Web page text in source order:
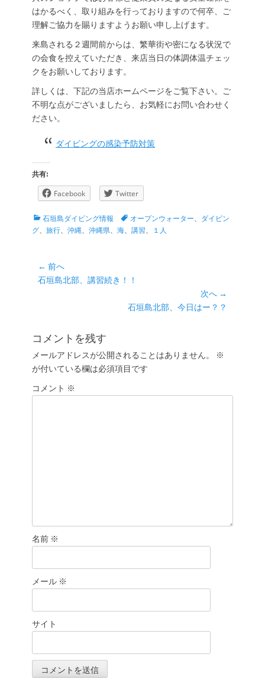
はかるべく、取り組みを行っておりますので何卒、ご
理解ご協力を賜りますようお願い申し上げます。
来島される２週間前からは、繁華街や密になる状況で
の会食を控えていただき、来店当日の体調体温チェッ
クをお願いしております。
詳しくは、下記の当店ホームページをご覧下さい。ご
不明な点がございましたら、お気軽にお問い合わせく
ださい。
ダイビングの感染予防対策
共有:
Facebook Twitter
カ
テ
石垣島ダイビング情報
タ
グ
オープンウォーター、 ダイビン
グ、 旅行、 沖縄、 沖縄県、 海、 講習、 １人
投
稿
ー
シ
ョ
ン
← 前へ
前
石垣島北部、講習続き！！
次へ →
投
石垣島北部、今日はー？？
コメントを残す
メールアドレスが公開されることはありません。
※
が付いている欄は必須項目です
コメント ※
名前 ※
メール ※
サイト